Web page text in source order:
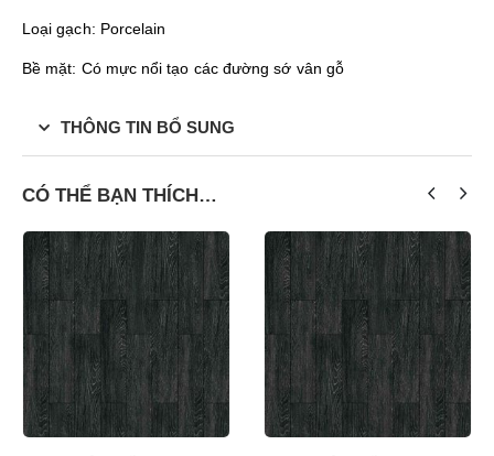
Loại gạch: Porcelain
Bề mặt: Có mực nổi tạo các đường sớ vân gỗ
THÔNG TIN BỔ SUNG
CÓ THỂ BẠN THÍCH…